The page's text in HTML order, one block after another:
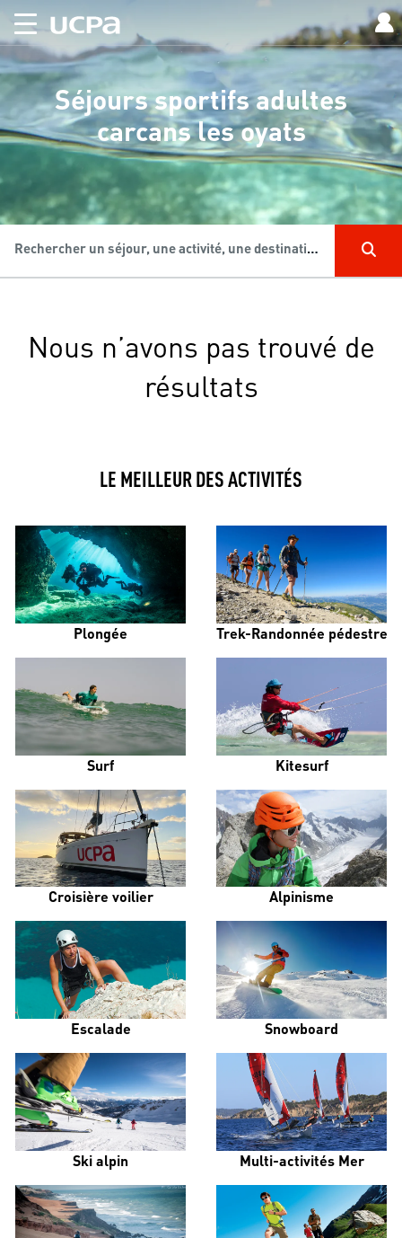
Séjours sportifs adultes
carcans les oyats
Rechercher un séjour, une activité, une destination...
Nous n’avons pas trouvé de
résultats
LE MEILLEUR DES ACTIVITÉS
Plongée Trek-Randonnée pédestre
Surf Kitesurf
Croisière voilier Alpinisme
Escalade Snowboard
Ski alpin Multi-activités Mer